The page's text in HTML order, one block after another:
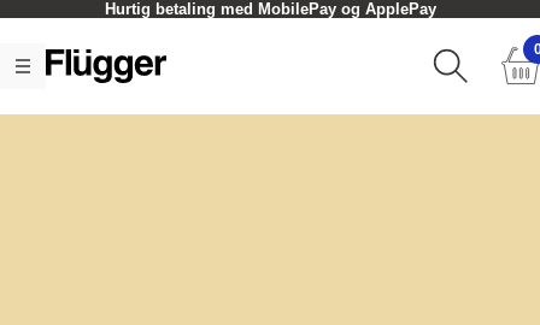
Hurtig betaling med MobilePay og ApplePay